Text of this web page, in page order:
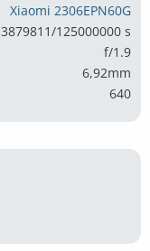
Xiaomi 2306EPN60G
3879811/125000000 s
f/1.9
6,92mm
640